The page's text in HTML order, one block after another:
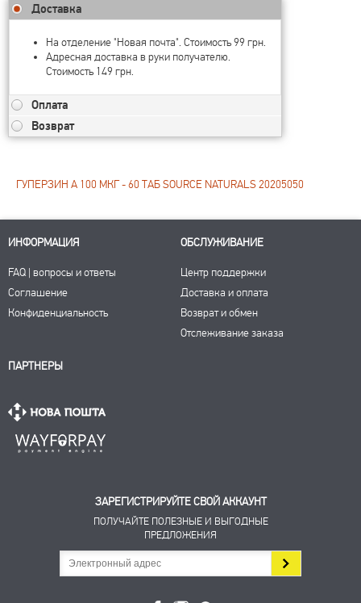
Доставка
На отделение "Новая почта". Стоимость 99 грн.
Адресная доставка в руки получателю.
Стоимость 149 грн.
Оплата
Возврат
ГУПЕРЗИН А 100 МКГ - 60 ТАБ SOURCE NATURALS 20205050
ИНФОРМАЦИЯ
FAQ | вопросы и ответы
Соглашение
Конфиденциальность
ОБСЛУЖИВАНИЕ
Центр поддержки
Доставка и оплата
Возврат и обмен
Отслеживание заказа
ПАРТНЕРЫ
ЗАРЕГИСТРИРУЙТЕ СВОЙ АККАУНТ
ПОЛУЧАЙТЕ ПОЛЕЗНЫЕ И ВЫГОДНЫЕ
ПРЕДЛОЖЕНИЯ